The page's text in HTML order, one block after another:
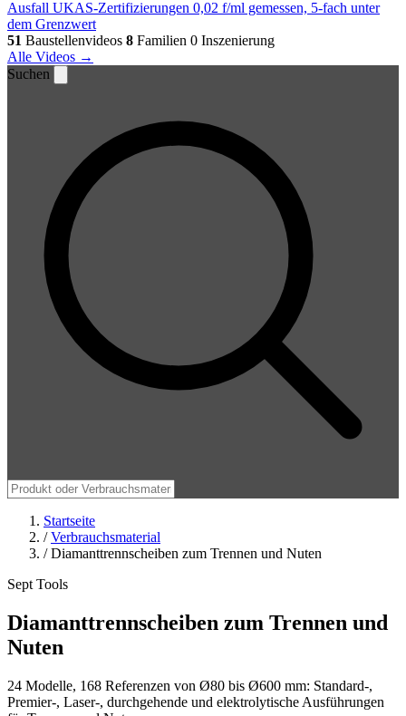
Ausfall UKAS-Zertifizierungen 0,02 f/ml gemessen, 5-fach unter
dem Grenzwert
51 Baustellenvideos 8 Familien 0 Inszenierung
Alle Videos →
Suchen
Startseite
/ Verbrauchsmaterial
/ Diamanttrennscheiben zum Trennen und Nuten
Sept Tools
Diamanttrennscheiben zum Trennen und
Nuten
24 Modelle, 168 Referenzen von Ø80 bis Ø600 mm: Standard-,
Premier-, Laser-, durchgehende und elektrolytische Ausführungen